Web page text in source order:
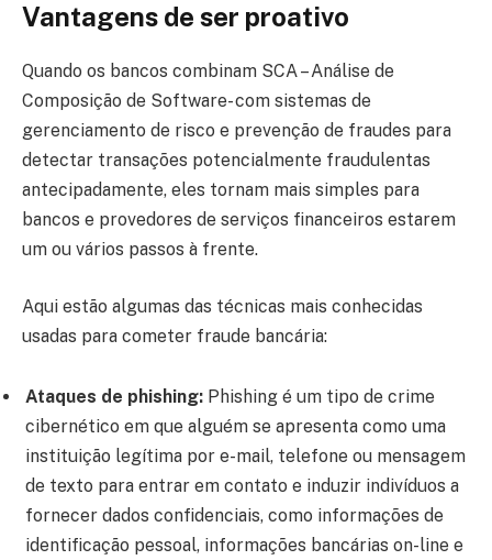
Vantagens de ser proativo
Quando os bancos combinam SCA – Análise de
Composição de Software- com sistemas de
gerenciamento de risco e prevenção de fraudes para
detectar transações potencialmente fraudulentas
antecipadamente, eles tornam mais simples para
bancos e provedores de serviços financeiros estarem
um ou vários passos à frente.
Aqui estão algumas das técnicas mais conhecidas
usadas para cometer fraude bancária:
Ataques de phishing: Phishing é um tipo de crime
cibernético em que alguém se apresenta como uma
instituição legítima por e-mail, telefone ou mensagem
de texto para entrar em contato e induzir indivíduos a
fornecer dados confidenciais, como informações de
identificação pessoal, informações bancárias on-line e